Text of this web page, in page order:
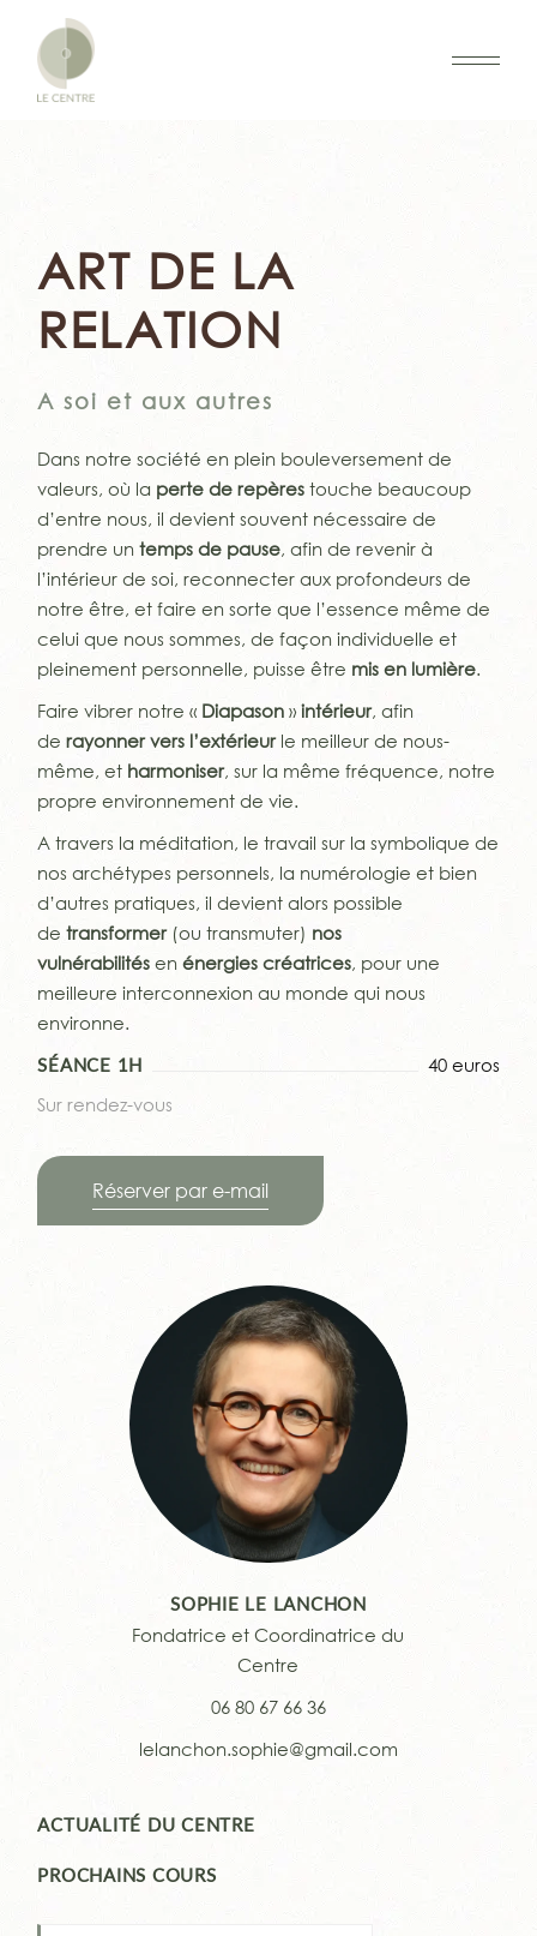
ART DE LA
RELATION
A soi et aux autres
Dans notre société en plein bouleversement de
valeurs, où la perte de repères touche beaucoup
d’entre nous, il devient souvent nécessaire de
prendre untemps de pause, afin de revenir à
l’intérieur de soi, reconnecter aux profondeurs de
notre être, et faire en sorte que l’essence même de
celui que nous sommes, de façon individuelle et
pleinement personnelle, puisse être mis en lumière.
Faire vibrer notre « Diapason »intérieur, afin
derayonner vers l’extérieurle meilleur de nous-
même, et harmoniser, sur la même fréquence, notre
propre environnement de vie.
A travers la méditation, le travail sur la symbolique de
nos archétypes personnels, la numérologie et bien
d’autres pratiques, il devient alors possible
detransformer(ou transmuter) nos
vulnérabilités enénergies créatrices, pour une
meilleure interconnexion au monde qui nous
environne.
SÉANCE 1H
40 euros
Sur rendez-vous
Réserver par e-mail
SOPHIE LE LANCHON
Fondatrice et Coordinatrice du
Centre
06 80 67 66 36
lelanchon.sophie@gmail.com
ACTUALITÉ DU CENTRE
PROCHAINS COURS